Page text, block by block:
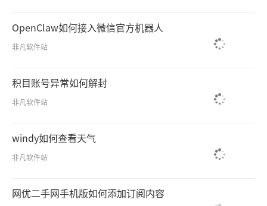
OpenClaw如何接入微信官方机器人
非凡软件站
积目账号异常如何解封
非凡软件站
windy如何查看天气
非凡软件站
网优二手网手机版如何添加订阅内容